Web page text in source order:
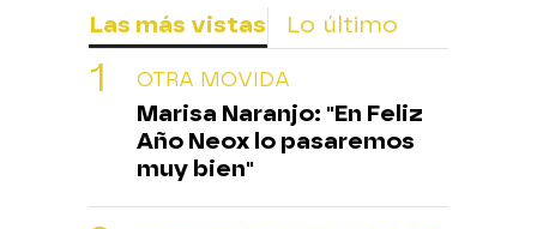
Las más vistas Lo último
OTRA MOVIDA
Marisa Naranjo: "En Feliz
Año Neox lo pasaremos
muy bien"